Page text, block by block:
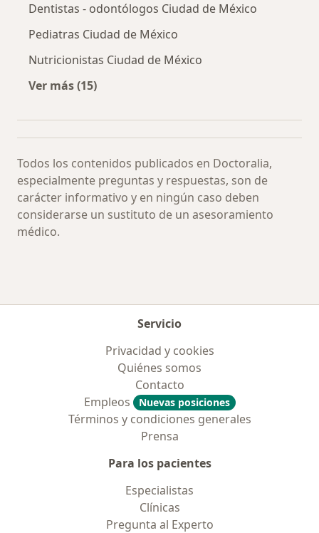
Dentistas - odontólogos Ciudad de México
Pediatras Ciudad de México
Nutricionistas Ciudad de México
Ver más (15)
Todos los contenidos publicados en Doctoralia,
especialmente preguntas y respuestas, son de
carácter informativo y en ningún caso deben
considerarse un sustituto de un asesoramiento
médico.
Servicio
Privacidad y cookies
Quiénes somos
Contacto
Empleos
Nuevas posiciones
Términos y condiciones generales
Prensa
Para los pacientes
Especialistas
Clínicas
Pregunta al Experto